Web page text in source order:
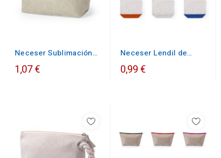
Neceser Sublimación
kreston en poliéster
resistente
1,07 €
Neceser Lendil de
algodón
0,99 €